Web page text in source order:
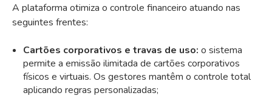
A plataforma otimiza o controle financeiro atuando nas
seguintes frentes:
Cartões corporativos e travas de uso: o sistema
permite a emissão ilimitada de cartões corporativos
físicos e virtuais. Os gestores mantêm o controle total
aplicando regras personalizadas;